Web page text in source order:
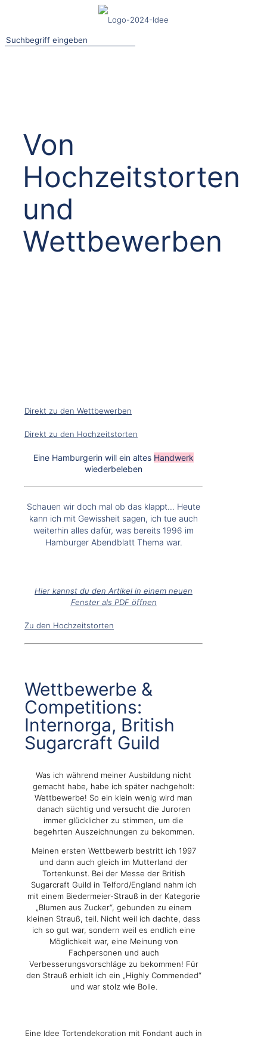
Von
Hochzeitstorten
und
Wettbewerben
Direkt zu den Wettbewerben
Direkt zu den Hochzeitstorten
Eine Hamburgerin will ein altes Handwerk
wiederbeleben
Schauen wir doch mal ob das klappt... Heute
kann ich mit Gewissheit sagen, ich tue auch
weiterhin alles dafür, was bereits 1996 im
Hamburger Abendblatt Thema war.
Hier kannst du den Artikel in einem neuen
Fenster als PDF öffnen
Zu den Hochzeitstorten
Wettbewerbe &
Competitions:
Internorga, British
Sugarcraft Guild
Was ich während meiner Ausbildung nicht
gemacht habe, habe ich später nachgeholt:
Wettbewerbe! So ein klein wenig wird man
danach süchtig und versucht die Juroren
immer glücklicher zu stimmen, um die
begehrten Auszeichnungen zu bekommen.
Meinen ersten Wettbewerb bestritt ich 1997
und dann auch gleich im Mutterland der
Tortenkunst. Bei der Messe der British
Sugarcraft Guild in Telford/England nahm ich
mit einem Biedermeier-Strauß in der Kategorie
„Blumen aus Zucker“, gebunden zu einem
kleinen Strauß, teil. Nicht weil ich dachte, dass
ich so gut war, sondern weil es endlich eine
Möglichkeit war, eine Meinung von
Fachpersonen und auch
Verbesserungsvorschläge zu bekommen! Für
den Strauß erhielt ich ein „Highly Commended“
und war stolz wie Bolle.
Eine Idee Tortendekoration mit Fondant auch in